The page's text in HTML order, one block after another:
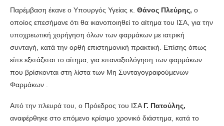
Παρέμβαση έκανε ο Υπουργός Υγείας κ. Θάνος Πλεύρης, ο
οποίος επεσήμανε ότι θα ικανοποιηθεί το αίτημα του ΙΣΑ, για την
υποχρεωτική χορήγηση όλων των φαρμάκων με ιατρική
συνταγή, κατά την ορθή επιστημονική πρακτική. Επίσης όπως
είπε εξετάζεται το αίτημα, για επαναξιολόγηση των φαρμάκων
που βρίσκονται στη λίστα των Μη Συνταγογραφούμενων
Φαρμάκων .
Από την πλευρά του, ο Πρόεδρος του ΙΣΑΓ. Πατούλης,
αναφέρθηκε στο επόμενο κρίσιμο χρονικό διάστημα, κατά το